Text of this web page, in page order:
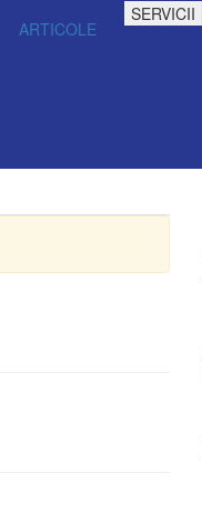
ARTICOLE
SERVICII